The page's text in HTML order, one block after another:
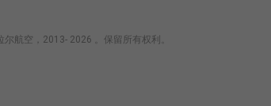
航空，2013- 2026 。保留所有权利。